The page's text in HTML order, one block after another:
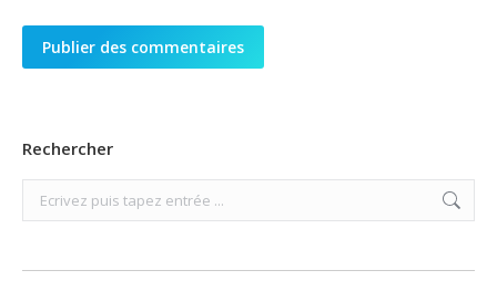
Publier des commentaires
Rechercher
Search: